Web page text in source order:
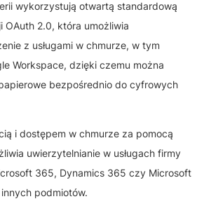
wykorzystują otwartą standardową
2.0, która umożliwia
z usługami w chmurze, w tym
Workspace, dzięki czemu można
bezpośrednio do cyfrowych
i dostępem w chmurze za pomocą
uwierzytelnianie w usługach firmy
365, Dynamics 365 czy Microsoft
podmiotów.